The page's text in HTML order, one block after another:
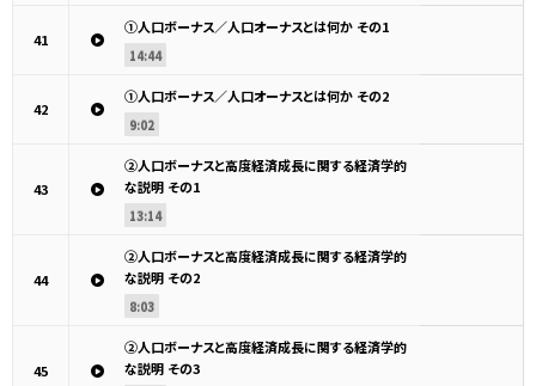
41
①人口ボーナス／人口オーナスとは何か その1
14:44
42
①人口ボーナス／人口オーナスとは何か その2
9:02
43
②人口ボーナスと高度経済成長に関する経済学的
な説明 その1
13:14
44
②人口ボーナスと高度経済成長に関する経済学的
な説明 その2
8:03
45
②人口ボーナスと高度経済成長に関する経済学的
な説明 その3